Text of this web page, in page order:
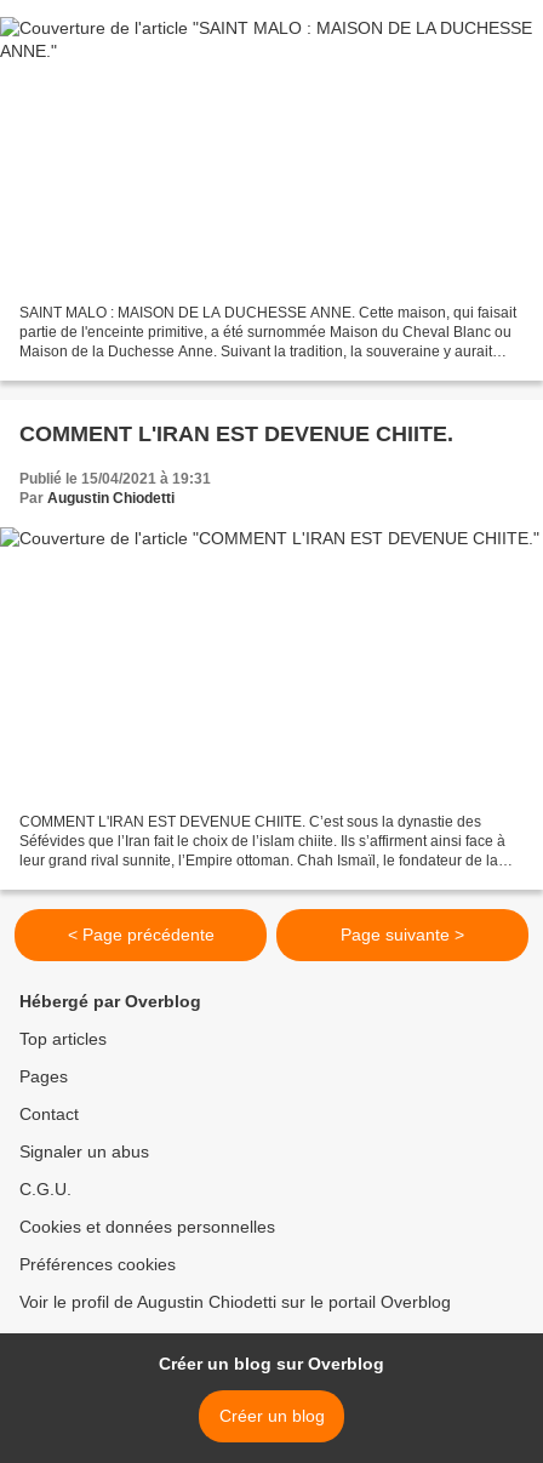
SAINT MALO : MAISON DE LA DUCHESSE ANNE. Cette maison, qui faisait
partie de l'enceinte primitive, a été surnommée Maison du Cheval Blanc ou
Maison de la Duchesse Anne. Suivant la tradition, la souveraine y aurait
COMMENT L'IRAN EST DEVENUE CHIITE.
Publié le 15/04/2021 à 19:31
Par Augustin Chiodetti
COMMENT L'IRAN EST DEVENUE CHIITE. C’est sous la dynastie des
Séfévides que l’Iran fait le choix de l’islam chiite. Ils s’affirment ainsi face à
leur grand rival sunnite, l’Empire ottoman. Chah Ismaïl, le fondateur de la
< Page précédente Page suivante >
Hébergé par Overblog
Top articles
Pages
Contact
Signaler un abus
C.G.U.
Cookies et données personnelles
Préférences cookies
Voir le profil de Augustin Chiodetti sur le portail Overblog
Créer un blog sur Overblog
Créer un blog